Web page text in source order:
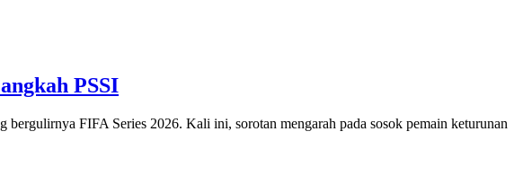
PSSI
FIFA Series 2026. Kali ini, sorotan mengarah pada sosok pemain keturunan